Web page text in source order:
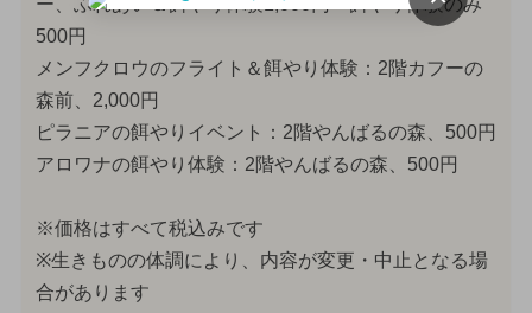
500円
メンフクロウのフライト＆餌やり体験：2階カフーの
森前、2,000円
ピラニアの餌やりイベント：2階やんばるの森、500円
アロワナの餌やり体験：2階やんばるの森、500円
※価格はすべて税込みです
※生きものの体調により、内容が変更・中止となる場
合があります